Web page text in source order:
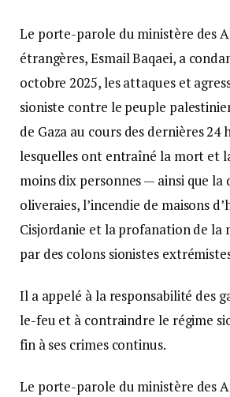
Le porte-parole du ministère des
étrangères, Esmail Baqaei, a
octobre 2025, les attaques et
sioniste contre le peuple
de Gaza au cours des dernières 24
lesquelles ont entraîné la mort et
moins dix personnes — ainsi que la
oliveraies, l’incendie de maisons
Cisjordanie et la profanation de la
par des colons sionistes
Il a appelé à la responsabilité des
le-feu et à contraindre le régime
fin à ses crimes continus.
Le porte-parole du ministère des